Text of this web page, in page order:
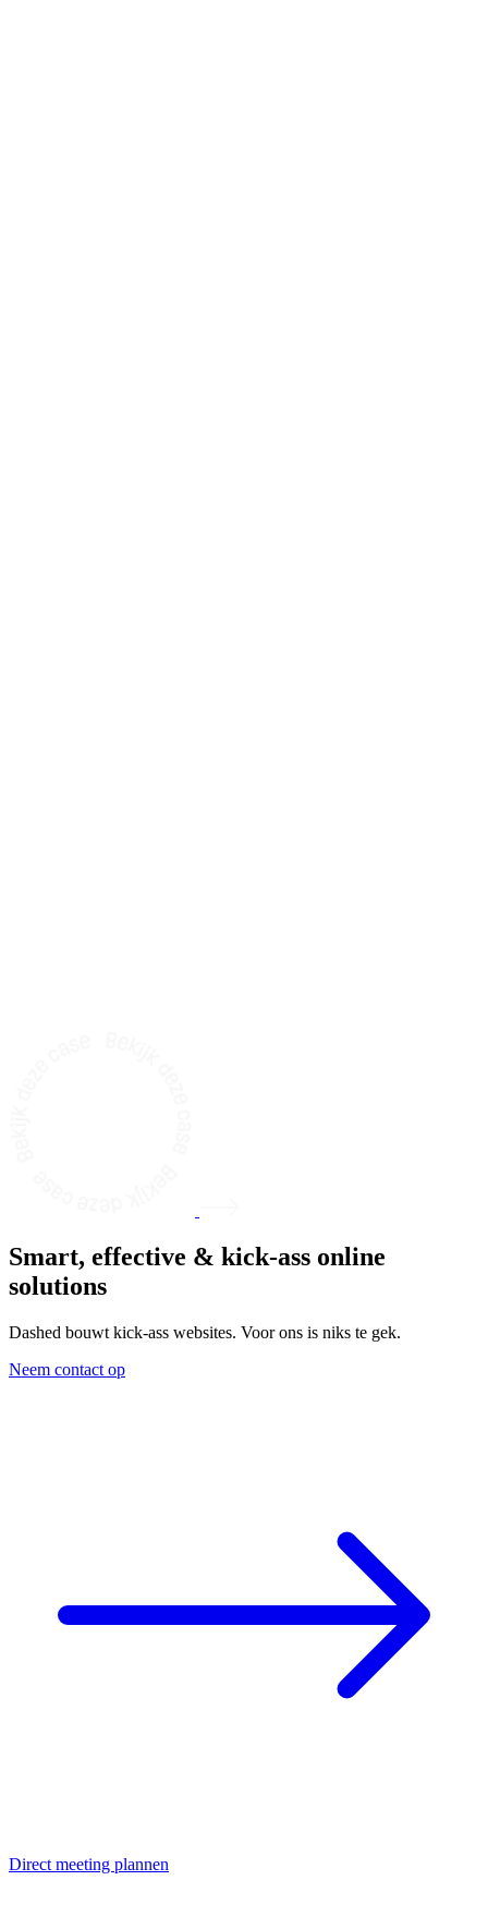
Smart, effective & kick-ass online
solutions
Dashed bouwt kick-ass websites. Voor ons is niks te gek.
Neem contact op
Direct meeting plannen